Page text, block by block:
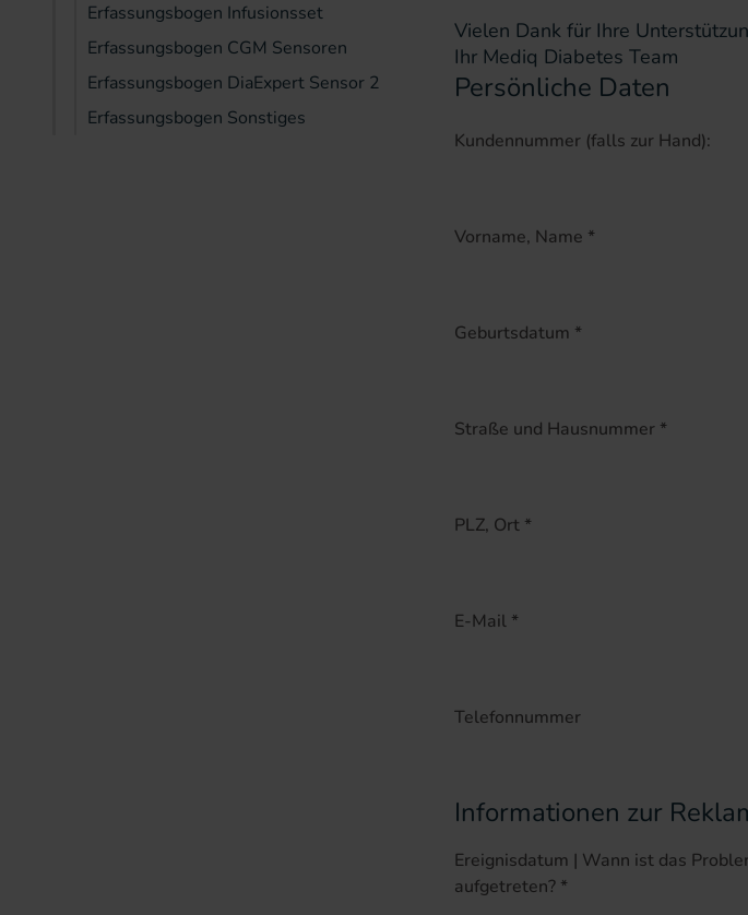
Vielen Dank für Ihre
Ihr Mediq Diabetes Team
Persönliche Daten
Kundennummer (falls zur Hand):
Vorname, Name *
Geburtsdatum *
Straße und Hausnummer *
PLZ, Ort *
E-Mail *
Telefonnummer
Informationen zur
Ereignisdatum | Wann ist das
aufgetreten? *
Erfassungsbogen Infusionsset
Erfassungsbogen CGM Sensoren
Erfassungsbogen DiaExpert Sensor 2
Erfassungsbogen Sonstiges